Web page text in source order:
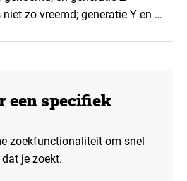
zo vreemd; generatie Y en Z
een specifiek
zoekfunctionaliteit om snel
je zoekt.